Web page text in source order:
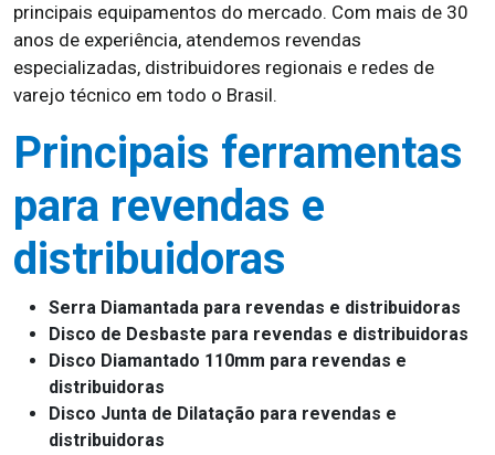
principais equipamentos do mercado. Com mais de 30
anos de experiência, atendemos revendas
especializadas, distribuidores regionais e redes de
varejo técnico em todo o Brasil.
Principais ferramentas
para revendas e
distribuidoras
Serra Diamantada para revendas e distribuidoras
Disco de Desbaste para revendas e distribuidoras
Disco Diamantado 110mm para revendas e
distribuidoras
Disco Junta de Dilatação para revendas e
distribuidoras